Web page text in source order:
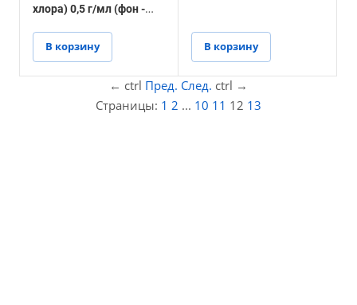
хлора) 0,5 г/мл (фон -
В корзину В корзину
← ctrl Пред. След. ctrl →
Страницы: 1 2 ... 10 11 12 13